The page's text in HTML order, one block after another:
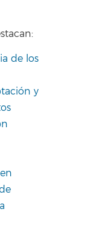
de los
y